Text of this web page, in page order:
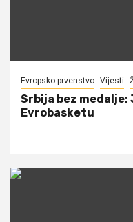
Evropsko prvenstvo Vijesti
Srbija bez
Evrobasketu